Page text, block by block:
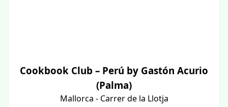
Cookbook Club – Perú by Gastón Acurio
(Palma)
Mallorca - Carrer de la Llotja